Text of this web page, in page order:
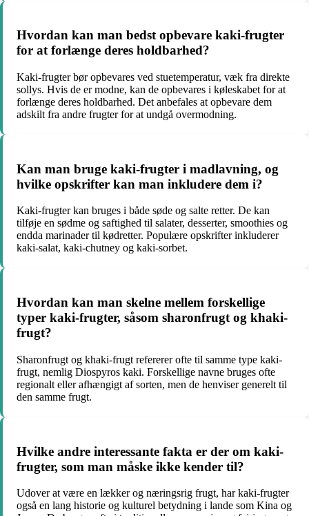
Hvordan kan man bedst opbevare kaki-frugter
for at forlænge deres holdbarhed?
Kaki-frugter bør opbevares ved stuetemperatur, væk fra direkte
sollys. Hvis de er modne, kan de opbevares i køleskabet for at
forlænge deres holdbarhed. Det anbefales at opbevare dem
adskilt fra andre frugter for at undgå overmodning.
Kan man bruge kaki-frugter i madlavning, og
hvilke opskrifter kan man inkludere dem i?
Kaki-frugter kan bruges i både søde og salte retter. De kan
tilføje en sødme og saftighed til salater, desserter, smoothies og
endda marinader til kødretter. Populære opskrifter inkluderer
kaki-salat, kaki-chutney og kaki-sorbet.
Hvordan kan man skelne mellem forskellige
typer kaki-frugter, såsom sharonfrugt og khaki-
frugt?
Sharonfrugt og khaki-frugt refererer ofte til samme type kaki-
frugt, nemlig Diospyros kaki. Forskellige navne bruges ofte
regionalt eller afhængigt af sorten, men de henviser generelt til
den samme frugt.
Hvilke andre interessante fakta er der om kaki-
frugter, som man måske ikke kender til?
Udover at være en lækker og næringsrig frugt, har kaki-frugter
også en lang historie og kulturel betydning i lande som Kina og